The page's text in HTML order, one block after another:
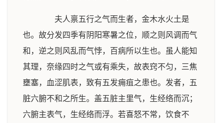
夫人禀五行之气而生者，金木水火土是
也。故分发四季有阴阳寒暑之位，顺之则风调而气
和，逆之则风乱而气悖，百病所以生也。虽人能知
其理，奈缘四时之气或有乘失，故表窍不匀，三焦
壅塞，血涩肌表，致有五发痈疽之患也。发者，五
脏六腑不和之所生。盖五脏主里气，生经络而沉；
六腑主表气，生经络而浮。若喜怒不常，饮食不